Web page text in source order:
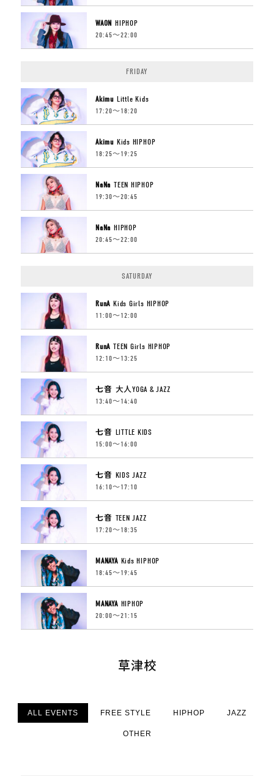
WAON HIPHOP
20:45〜22:00
FRIDAY
Akimu Little Kids
17:20〜18:20
Akimu Kids HIPHOP
18:25〜19:25
NaNa TEEN HIPHOP
19:30〜20:45
NaNa HIPHOP
20:45〜22:00
SATURDAY
RunA Kids Girls HIPHOP
11:00〜12:00
RunA TEEN Girls HIPHOP
12:10〜13:25
七音 大人YOGA & JAZZ
13:40〜14:40
七音 LITTLE KIDS
15:00〜16:00
七音 KIDS JAZZ
16:10〜17:10
七音 TEEN JAZZ
17:20〜18:35
MANAYA Kids HIPHOP
18:45〜19:45
MANAYA HIPHOP
20:00〜21:15
草津校
ALL EVENTS FREE STYLE HIPHOP JAZZ
OTHER